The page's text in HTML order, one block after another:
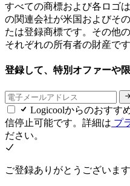
すべての商標および各ロゴ
の関連会社が米国およびそ
たは登録商標です。その他
それぞれの所有者の財産です
登録して、特別オファーや
Logicoolからのおすす
信停止可能です。詳細は プ
ださい。
ご登録ありがとうございます